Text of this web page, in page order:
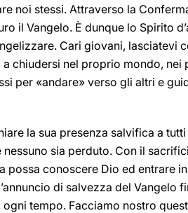
noi stessi. Attraverso la
il Vangelo. È dunque lo Spirito
Cari giovani, lasciatevi
chiudersi nel proprio mondo,
per «andare» verso gli altri e
la sua presenza salvifica a
sia perduto. Con il
conoscere Dio ed entrare
di salvezza del Vangelo
tempo. Facciamo nostro